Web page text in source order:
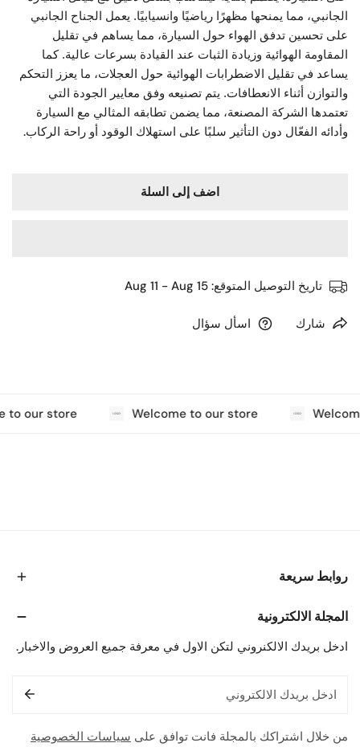
الجانبي، مما يمنحها مظهرًا رياضيًا وانسيابيًا. يعمل الجناح الجانبي
على تحسين تدفق الهواء حول السيارة، مما يساهم في تقليل
المقاومة الهوائية وزيادة الثبات عند القيادة بسرعات عالية. كما
يساعد في تقليل الاضطرابات الهوائية حول العجلات، ما يعزز التحكم
والتوازن أثناء الانعطافات. يتم تصنيعه وفق معايير الجودة التي
تعتمدها الشركة المصنعة، مما يضمن تطابقه المثالي مع السيارة
وأدائه الفعّال دون التأثير سلبًا على استهلاك الوقود أو راحة الركاب.
اضف إلى السلة
تاريخ التوصيل المتوقع: Aug 11 - Aug 15
شارك اسأل سؤال
Welcome to our store
to our store
روابط سريعة
المجلة الالكترونية
ادخل بريدك الالكنروني لتكن الاول في معرفة جميع العروض والاخبار.
الإلكتروني
من خلال اشتراكك بالمجلة فانت توافق على سياسات الخصوصية